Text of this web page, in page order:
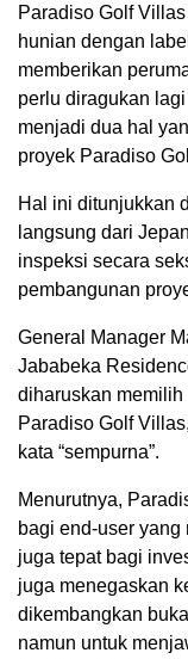
Paradiso Golf
hunian dengan
memberikan
perlu diragukan
menjadi dua hal
proyek Paradiso
Hal ini ditunjukkan
langsung dari
inspeksi secara
pembangunan
General Manager
Jababeka
diharuskan
Paradiso Golf
kata “sempurna”.
Menurutnya,
bagi end-user
juga tepat bagi
juga menegaskan
dikembangkan
namun untuk